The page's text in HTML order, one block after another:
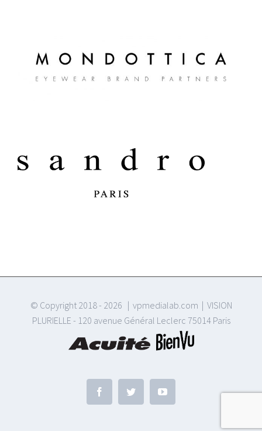
© Copyright 2018 - 2026 | vpmedialab.com | VISION
PLURIELLE - 120 avenue Général Leclerc 75014 Paris
FacebookTwitter YouTube